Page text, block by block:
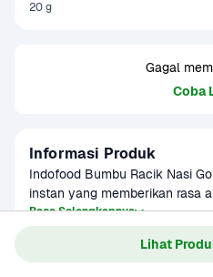
Lihat
20 g
Gagal
Coba
Informasi Produk
Indofood Bumbu Racik Nasi
instan yang memberikan rasa
Anda. Dengan kemasan
mudah digunakan untuk
yang lezat dalam waktu
Baca Selengkapnya
Kategori
Bumbu &
3-8 bulan